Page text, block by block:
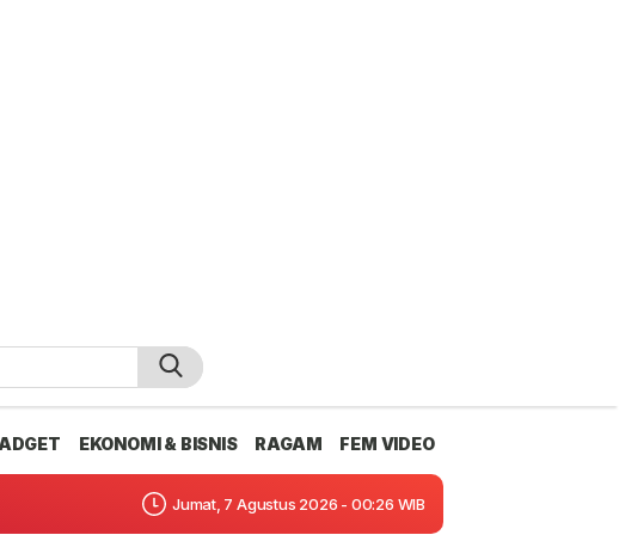
EKONOMI & BISNIS RAGAM FEM VIDEO
Jumat, 7 Agustus 2026 - 00:26 WIB